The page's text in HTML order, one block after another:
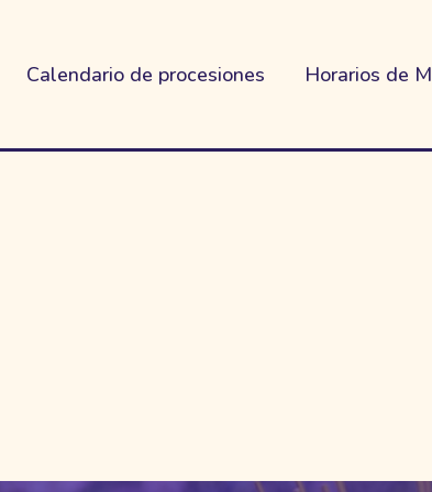
Calendario de procesiones Horarios de